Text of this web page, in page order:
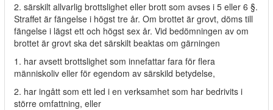
2. särskilt allvarlig brottslighet eller brott som avses i 5 eller 6 §.
Straffet är fängelse i högst tre år. Om brottet är grovt, döms till
fängelse i lägst ett och högst sex år. Vid bedömningen av om
brottet är grovt ska det särskilt beaktas om gärningen
1. har avsett brottslighet som innefattar fara för flera
människoliv eller för egendom av särskild betydelse,
2. har ingått som ett led i en verksamhet som har bedrivits i
större omfattning, eller